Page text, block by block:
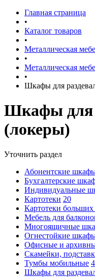
Главная страница
•
Каталог товаров
•
Металлическая
•
Металлическая
•
Шкафы для
Шкафы для
(локеры)
Уточнить раздел
Абонентские
Бухгалтерские
Индивидуальные
Картотеки 20
Картотеки
Мебель для
Многоящичные
Огнестойкие
Офисные и
Скамейки,
Тумбы мобильные 4
Шкафы для